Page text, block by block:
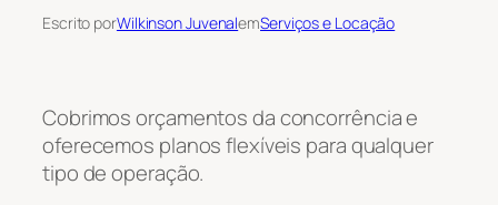
Escrito porWilkinson JuvenalemServiços e Locação
Cobrimos orçamentos da concorrência e
oferecemos planos flexíveis para qualquer
tipo de operação.